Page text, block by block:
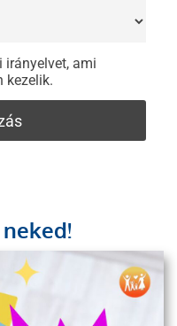
irányelvet, ami
kezelik.